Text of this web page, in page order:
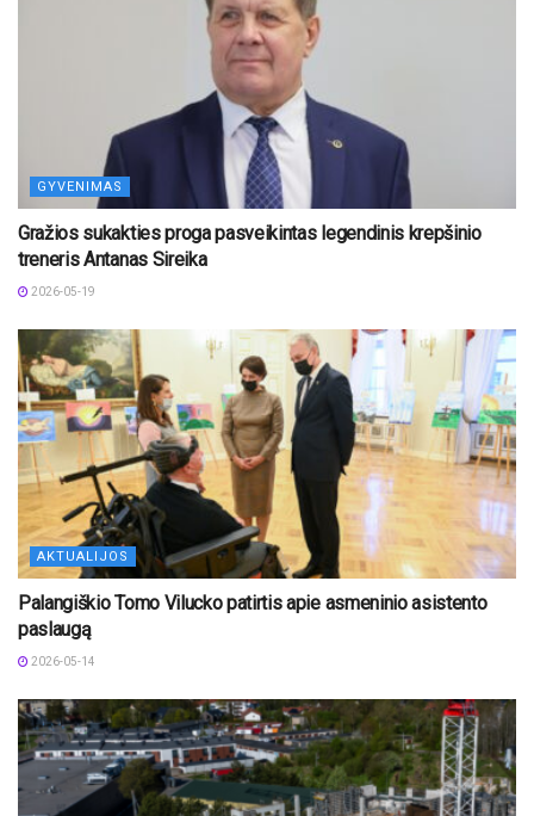
GYVENIMAS
Gražios sukakties proga pasveikintas legendinis krepšinio
treneris Antanas Sireika
2026-05-19
AKTUALIJOS
Palangiškio Tomo Vilucko patirtis apie asmeninio asistento
paslaugą
2026-05-14